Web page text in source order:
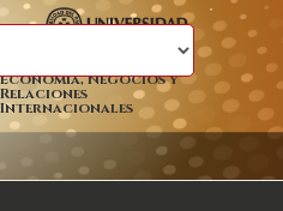
Economía, Negocios y
Relaciones
Internacionales